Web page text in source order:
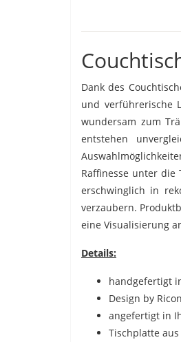
Dank des
und verführerische
wundersam zum
entstehen
Raffinesse unter die
erschwinglich in
verzaubern.
eine Visualisierung
Details:
handgefertigt
Design by
angefertigt in
Tischplatte